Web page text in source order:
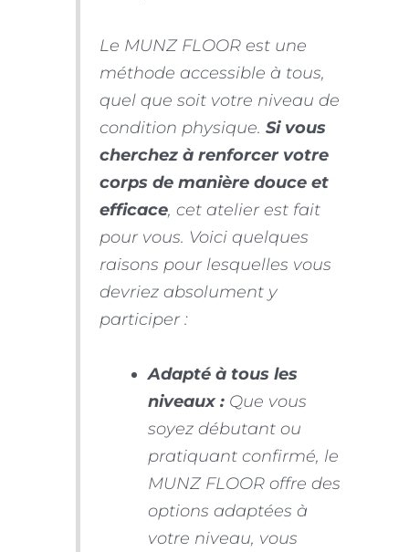
Le MUNZ FLOOR est une
méthode accessible à tous,
quel que soit votre niveau de
condition physique. Si vous
cherchez à renforcer votre
corps de manière douce et
efficace, cet atelier est fait
pour vous. Voici quelques
raisons pour lesquelles vous
devriez absolument y
participer :
Adapté à tous les
niveaux :Que vous
soyez débutant ou
pratiquant confirmé, le
MUNZ FLOOR offre des
options adaptées à
votre niveau, vous